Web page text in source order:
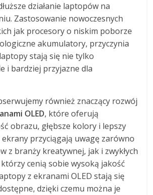
działanie laptopów na
Zastosowanie nowoczesnych
jak procesory o niskim poborze
akumulatory, przyczynia
stają się nie tylko
i bardziej przyjazne dla
również znaczący rozwój
OLED, które oferują
obrazu, głębsze kolory i lepszy
przyciągają uwagę zarówno
z branży kreatywnej, jak i zwykłych
cenią sobie wysoką jakość
z ekranami OLED stają się
dzięki czemu można je